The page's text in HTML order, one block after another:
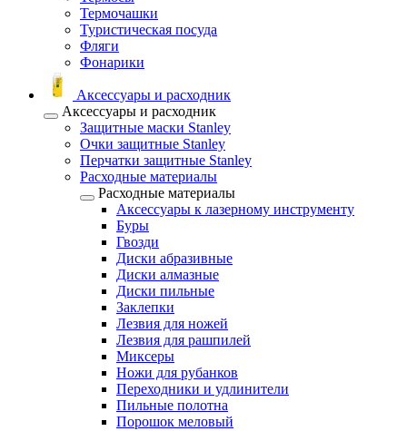
Термочашки
Туристическая посуда
Фляги
Фонарики
Аксессуары и расходник
Аксессуары и расходник
Защитные маски Stanley
Очки защитные Stanley
Перчатки защитные Stanley
Расходные материалы
Расходные материалы
Аксессуары к лазерному инструменту
Буры
Гвозди
Диски абразивные
Диски алмазные
Диски пильные
Заклепки
Лезвия для ножей
Лезвия для рашпилей
Миксеры
Ножи для рубанков
Переходники и удлинители
Пильные полотна
Порошок меловый